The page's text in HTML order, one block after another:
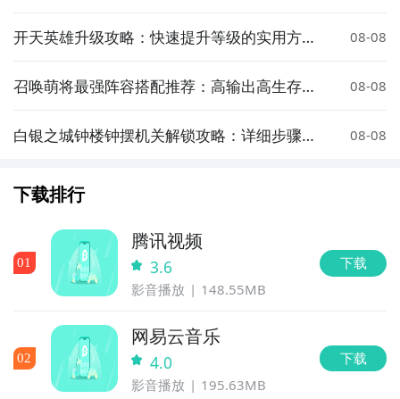
开天英雄升级攻略：快速提升等级的实用方法
08-08
召唤萌将最强阵容搭配推荐：高输出高生存萌
08-08
白银之城钟楼钟摆机关解锁攻略：详细步骤与
08-08
下载排行
01
腾讯视频
3.6
影音播放 148.55MB
下载
02
网易云音乐
4.0
影音播放 195.63MB
下载